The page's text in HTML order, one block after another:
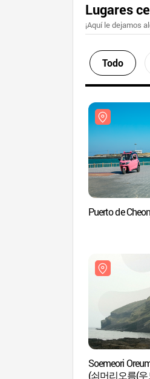
Lugares
¡Aquí le dejamos
Todo
Puerto de
Soemeori
(쇠머리오름(